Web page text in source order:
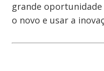
grande
o novo e usar a